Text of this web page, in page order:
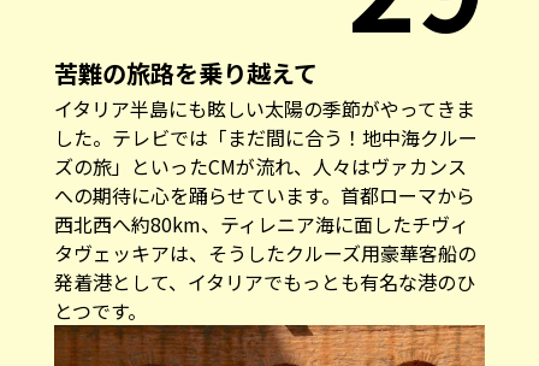
苦難の旅路を乗り越えて
イタリア半島にも眩しい太陽の季節がやってきま
した。テレビでは「まだ間に合う！地中海クルー
ズの旅」といったCMが流れ、人々はヴァカンス
への期待に心を踊らせています。首都ローマから
西北西へ約80km、ティレニア海に面したチヴィ
タヴェッキアは、そうしたクルーズ用豪華客船の
発着港として、イタリアでもっとも有名な港のひ
とつです。